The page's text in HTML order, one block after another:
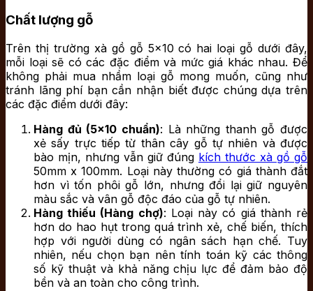
Chất lượng gỗ
Trên thị trường xà gồ gỗ 5×10 có hai loại gỗ dưới đây,
mỗi loại sẽ có các đặc điểm và mức giá khác nhau. Để
không phải mua nhầm loại gỗ mong muốn, cũng như
tránh lãng phí bạn cần nhận biết được chúng dựa trên
các đặc điểm dưới đây:
Hàng đủ (5×10 chuẩn): Là những thanh gỗ được
xẻ sấy trực tiếp từ thân cây gỗ tự nhiên và được
bào mịn, nhưng vẫn giữ đúng kích thước xà gồ gỗ
50mm x 100mm. Loại này thường có giá thành đắt
hơn vì tốn phôi gỗ lớn, nhưng đổi lại giữ nguyên
màu sắc và vân gỗ độc đáo của gỗ tự nhiên.
Hàng thiếu (Hàng chợ): Loại này có giá thành rẻ
hơn do hao hụt trong quá trình xẻ, chế biến, thích
hợp với người dùng có ngân sách hạn chế. Tuy
nhiên, nếu chọn bạn nên tính toán kỹ các thông
số kỹ thuật và khả năng chịu lực để đảm bảo độ
bền và an toàn cho công trình.